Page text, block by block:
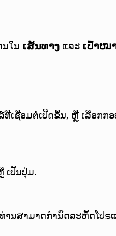
ນໃນ ເສັ້ນທາງ ແລະ ເປົ້າໝ
ເຊື່ອມຕໍ່ເປີດຂຶ້ນ, ຫຼື ເລືອກ
ເປັນປຸ່ມ.
ທ່ານສາມາດກຳນົດລະຫັດໂປ